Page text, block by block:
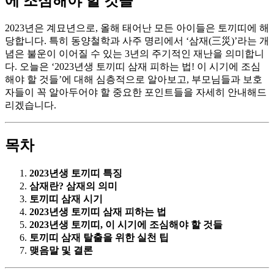
2023년은 계묘년으로, 올해 태어난 모든 아이들은 토끼띠에 해
당합니다. 특히 동양철학과 사주 명리에서 ‘삼재(三災)’라는 개
념은 불운이 이어질 수 있는 3년의 주기적인 재난을 의미합니
다. 오늘은 ‘2023년생 토끼띠 삼재 피하는 법! 이 시기에 조심
해야 할 것들’에 대해 심층적으로 알아보고, 부모님들과 보호
자들이 꼭 알아두어야 할 중요한 포인트들을 자세히 안내해드
리겠습니다.
목차
2023년생 토끼띠 특징
삼재란? 삼재의 의미
토끼띠 삼재 시기
2023년생 토끼띠 삼재 피하는 법
2023년생 토끼띠, 이 시기에 조심해야 할 것들
토끼띠 삼재 탈출을 위한 실천 팁
맺음말 및 결론